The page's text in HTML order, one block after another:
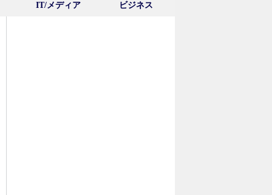
IT/メディア ビジネス